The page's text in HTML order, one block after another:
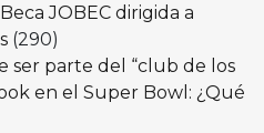
JOBEC dirigida a
(290)
ser parte del “club de los
en el Super Bowl: ¿Qué